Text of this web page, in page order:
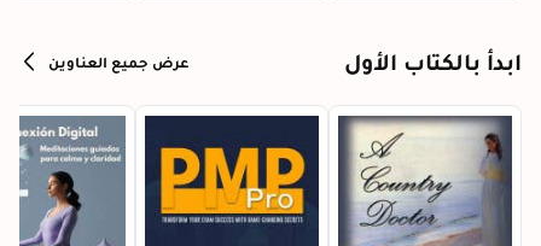
ابدأ بالكتاب الأول عرض جميع العناوين